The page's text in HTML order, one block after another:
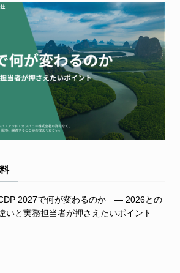
2027で何が変わるのか ― 2026との
いと実務担当者が押さえたいポイント ―